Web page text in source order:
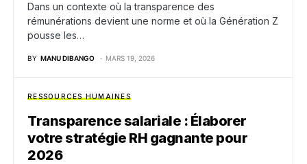
Dans un contexte où la transparence des
rémunérations devient une norme et où la Génération Z
pousse les…
BY MANU DIBANGO MARS 19, 2026
RESSOURCES HUMAINES
Transparence salariale : Élaborer
votre stratégie RH gagnante pour
2026